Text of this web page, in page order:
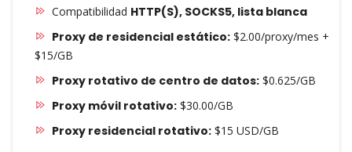
Compatibilidad HTTP(S), SOCKS5, lista blanca
Proxy de residencial estático:$2.00/proxy/mes +
$15/GB
Proxy rotativo de centro de datos:$0.625/GB
Proxy móvil rotativo:$30.00/GB
Proxy residencial rotativo:$15 USD/GB